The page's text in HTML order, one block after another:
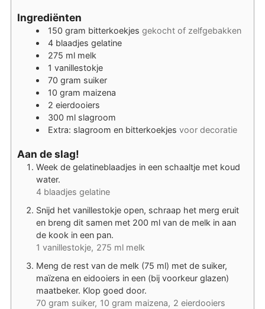
Ingrediënten
150 gram bitterkoekjes gekocht of zelfgebakken
4 blaadjes gelatine
275 ml melk
1 vanillestokje
70 gram suiker
10 gram maizena
2 eierdooiers
300 ml slagroom
Extra: slagroom en bitterkoekjes voor decoratie
Aan de slag!
Week de gelatineblaadjes in een schaaltje met koud
water.
4 blaadjes gelatine
Snijd het vanillestokje open, schraap het merg eruit
en breng dit samen met 200 ml van de melk in aan
de kook in een pan.
1 vanillestokje, 275 ml melk
Meng de rest van de melk (75 ml) met de suiker,
maïzena en eidooiers in een (bij voorkeur glazen)
maatbeker. Klop goed door.
70 gram suiker, 10 gram maizena, 2 eierdooiers